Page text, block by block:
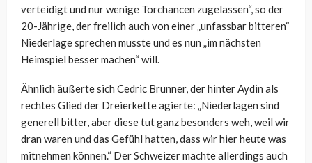
verteidigt und nur wenige Torchancen zugelassen“, so der
20-Jährige, der freilich auch von einer „unfassbar bitteren“
Niederlage sprechen musste und es nun „im nächsten
Heimspiel besser machen“ will.
Ähnlich äußerte sich Cedric Brunner, der hinter Aydin als
rechtes Glied der Dreierkette agierte: „Niederlagen sind
generell bitter, aber diese tut ganz besonders weh, weil wir
dran waren und das Gefühl hatten, dass wir hier heute was
mitnehmen können.“ Der Schweizer machte allerdings auch